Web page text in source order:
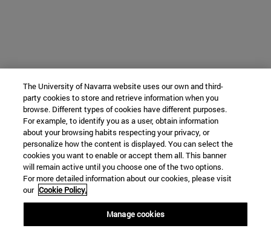
The University of Navarra website uses our own and third-
party cookies to store and retrieve information when you
browse. Different types of cookies have different purposes.
For example, to identify you as a user, obtain information
about your browsing habits respecting your privacy, or
personalize how the content is displayed. You can select the
cookies you want to enable or accept them all. This banner
will remain active until you choose one of the two options.
For more detailed information about our cookies, please visit
our Cookie Policy.
Manage cookies